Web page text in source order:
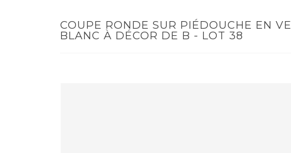
COUPE RONDE SUR PIÉDOUCHE EN
BLANC À DÉCOR DE B - LOT 38